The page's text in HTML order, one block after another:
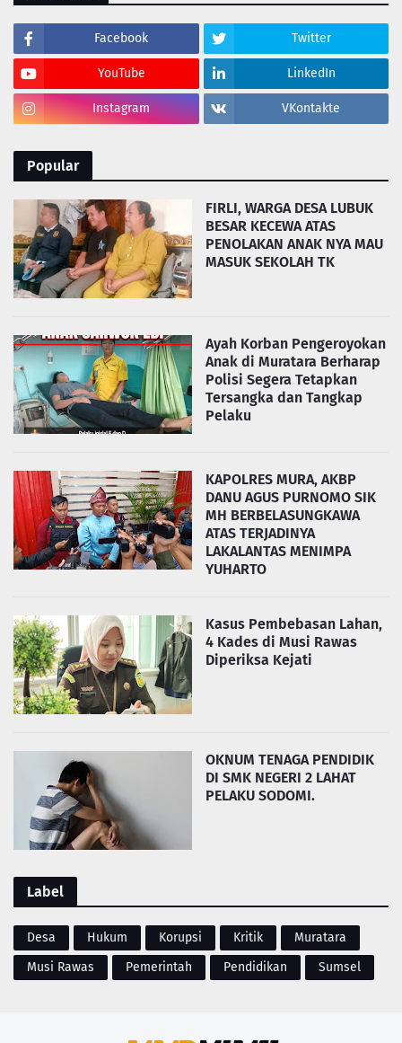
Facebook Twitter
YouTube LinkedIn
Instagram VKontakte
Popular
FIRLI, WARGA DESA LUBUK
BESAR KECEWA ATAS
PENOLAKAN ANAK NYA MAU
MASUK SEKOLAH TK
Ayah Korban Pengeroyokan
Anak di Muratara Berharap
Polisi Segera Tetapkan
Tersangka dan Tangkap
Pelaku
KAPOLRES MURA, AKBP
DANU AGUS PURNOMO SIK
MH BERBELASUNGKAWA
ATAS TERJADINYA
LAKALANTAS MENIMPA
YUHARTO
Kasus Pembebasan Lahan,
4 Kades di Musi Rawas
Diperiksa Kejati
OKNUM TENAGA PENDIDIK
DI SMK NEGERI 2 LAHAT
PELAKU SODOMI.
Label
Desa Hukum Korupsi Kritik
Muratara
Musi Rawas
Pemerintah Pendidikan Sumsel